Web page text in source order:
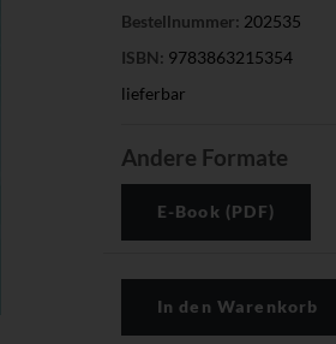
Bestellnummer: 202535
ISBN: 9783863215354
lieferbar
Andere Formate
E-Book (PDF)
In den Warenkorb